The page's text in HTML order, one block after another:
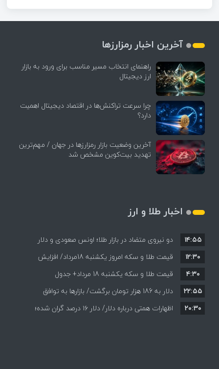
آخرین اخبار رمزارزها
راهنمای انتخاب مسیر مناسب برای ورود به بازار
ارز دیجیتال
چرا سرعت تراکنش‌ها در اقتصاد دیجیتال اهمیت
دارد؟
آخرین وضعیت بازار رمزارزها در جهان / مهم‌ترین
تهدید بیت‌کوین مشخص شد
اخبار طلا و ارز
دو نیروی متضاد در بازار طلا؛ اونس صعودی و دلار
نزولی
۱۴:۵۵
قیمت طلا و سکه امروز یکشنبه 18مرداد/ افزایش
قیمت ها + جدول و جزئیات
۱۲:۳۰
قیمت طلا و سکه یکشنبه 18 مرداد+ جدول
۴:۳۰
دلار به 186 هزار تومان برگشت/ بازارها به توافق
احتمالی هرمز چه واکنشی نشان دادند؟
۲۲:۵۵
اظهارات همتی درباره دلار/ دلار ۱۶ درصد گران شده؛
۲۰:۳۰